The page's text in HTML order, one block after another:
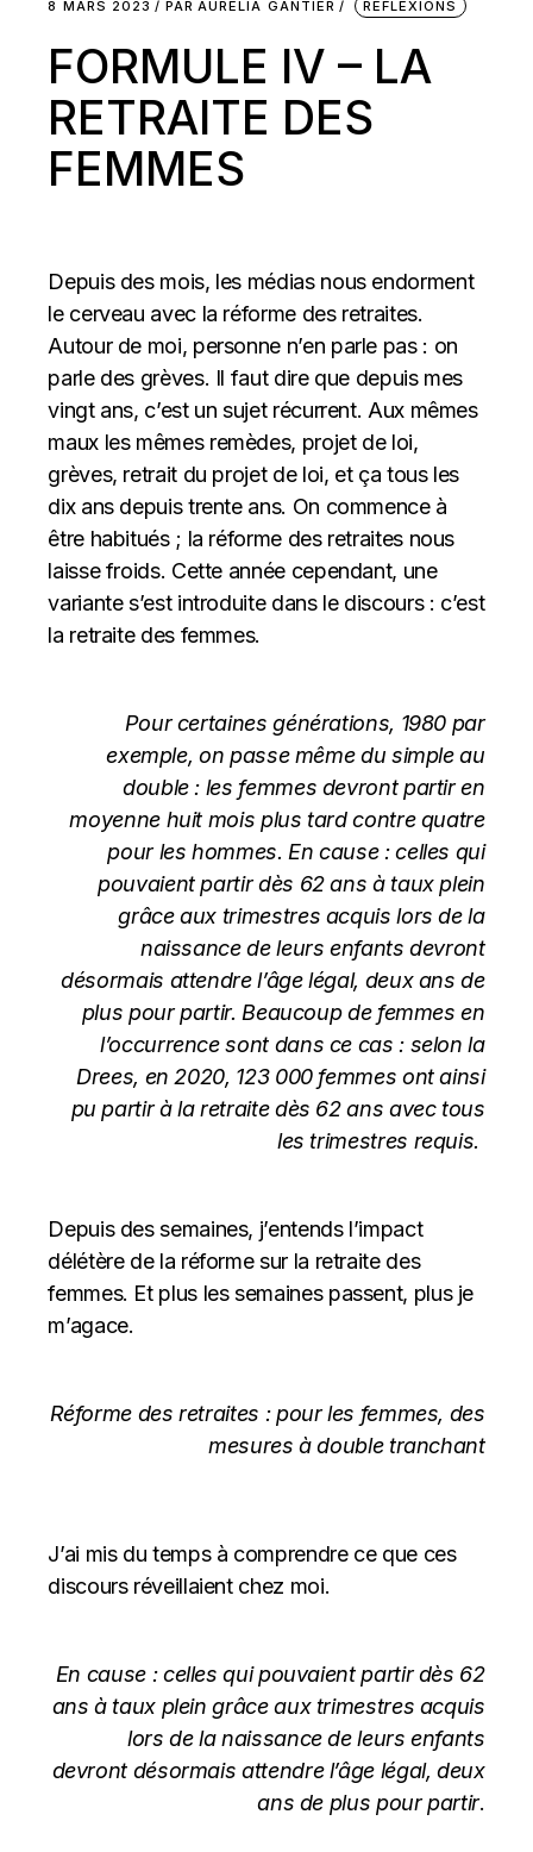
8 MARS 2023 PAR AURELIA GANTIER RÉFLEXIONS
FORMULE IV – LA
RETRAITE DES
FEMMES
Depuis des mois, les médias nous endorment
le cerveau avec la réforme des retraites.
Autour de moi, personne n’en parle pas : on
parle des grèves. Il faut dire que depuis mes
vingt ans, c’est un sujet récurrent. Aux mêmes
maux les mêmes remèdes, projet de loi,
grèves, retrait du projet de loi, et ça tous les
dix ans depuis trente ans. On commence à
être habitués ; la réforme des retraites nous
laisse froids. Cette année cependant, une
variante s’est introduite dans le discours : c’est
la retraite des femmes.
Pour certaines générations, 1980 par
exemple, on passe même du simple au
double : les femmes devront partir en
moyenne huit mois plus tard contre quatre
pour les hommes. En cause : celles qui
pouvaient partir dès 62 ans à taux plein
grâce aux trimestres acquis lors de la
naissance de leurs enfants devront
désormais attendre l’âge légal, deux ans de
plus pour partir. Beaucoup de femmes en
l’occurrence sont dans ce cas : selon la
Drees, en 2020, 123 000 femmes ont ainsi
pu partir à la retraite dès 62 ans avec tous
les trimestres requis.
Depuis des semaines, j’entends l’impact
délétère de la réforme sur la retraite des
femmes. Et plus les semaines passent, plus je
m’agace.
Réforme des retraites : pour les femmes, des
mesures à double tranchant
J’ai mis du temps à comprendre ce que ces
discours réveillaient chez moi.
En cause : celles qui pouvaient partir dès 62
ans à taux plein grâce aux trimestres acquis
lors de la naissance de leurs enfants
devront désormais attendre l’âge légal, deux
ans de plus pour partir.